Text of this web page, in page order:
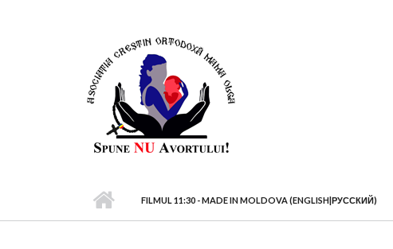
FILMUL 11:30 - MADE IN MOLDOVA (ENGLISH|РУССКИЙ)